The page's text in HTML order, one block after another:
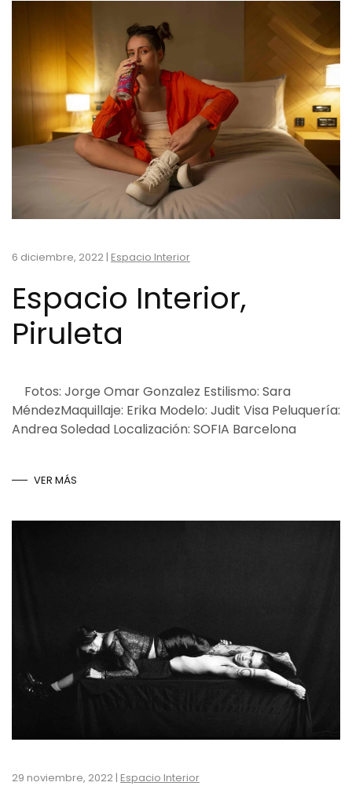
6 diciembre, 2022 | Espacio Interior
Espacio Interior,
Piruleta
Fotos: Jorge Omar Gonzalez Estilismo: Sara
MéndezMaquillaje: Erika Modelo: Judit Visa Peluquería:
Andrea Soledad Localización: SOFIA Barcelona
VER MÁS
29 noviembre, 2022 | Espacio Interior